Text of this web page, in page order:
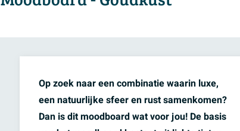
Op zoek naar een combinatie waarin luxe,
een natuurlijke sfeer en rust samenkomen?
Dan is dit moodboard wat voor jou! De basis